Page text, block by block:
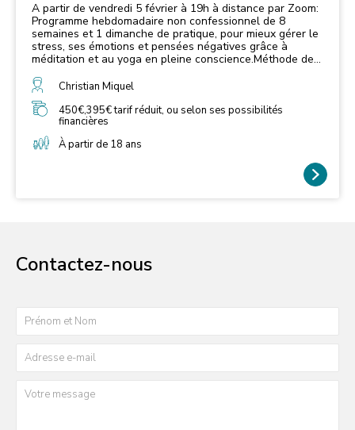
A partir de vendredi 5 février à 19h à distance par Zoom:
Programme hebdomadaire non confessionnel de 8
semaines et 1 dimanche de pratique, pour mieux gérer le
stress, ses émotions et pensées négatives grâce à
méditation et au yoga en pleine conscience.Méthode de
Christian Miquel
450€,395€ tarif réduit, ou selon ses possibilités
financières
À partir de 18 ans
Contactez-nous